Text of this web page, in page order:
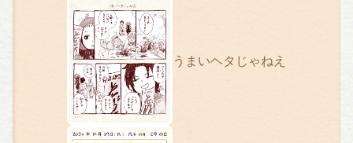
うまいヘタじゃねえ